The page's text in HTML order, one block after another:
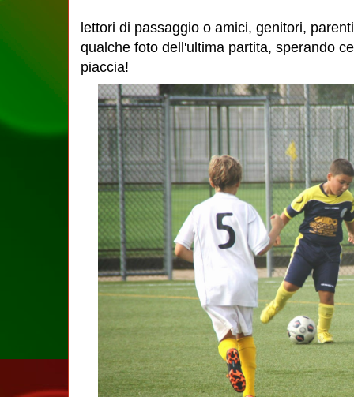
lettori di passaggio o amici, genitori,
qualche foto dell'ultima partita, sperando
piaccia!